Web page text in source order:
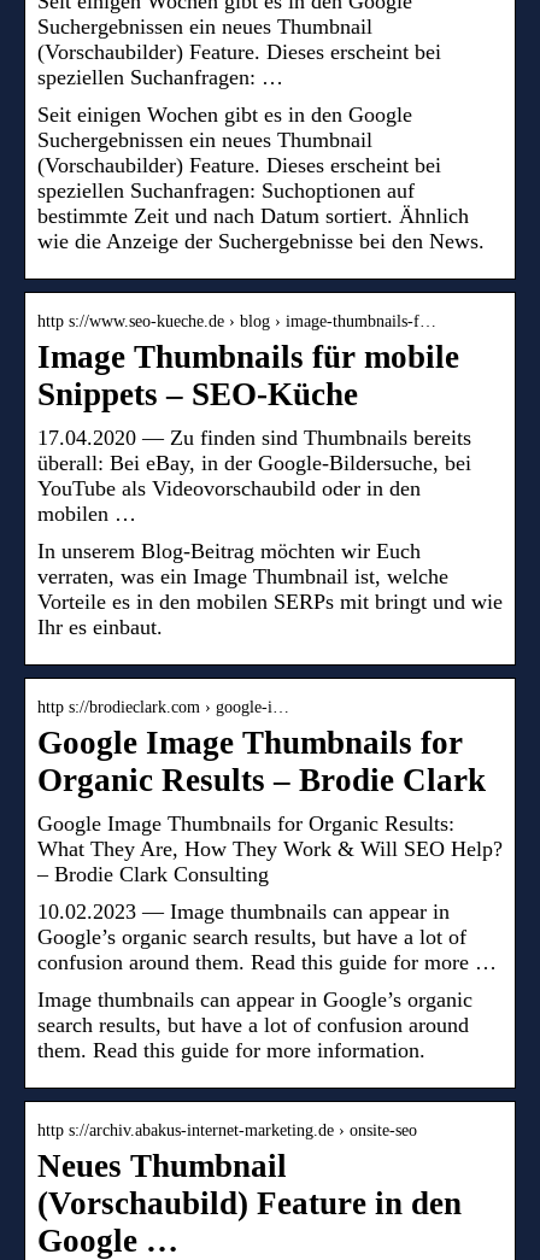
Suchergebnissen ein neues Thumbnail
(Vorschaubilder) Feature. Dieses erscheint bei
speziellen Suchanfragen: …
Seit einigen Wochen gibt es in den Google
Suchergebnissen ein neues Thumbnail
(Vorschaubilder) Feature. Dieses erscheint bei
speziellen Suchanfragen: Suchoptionen auf
bestimmte Zeit und nach Datum sortiert. Ähnlich
wie die Anzeige der Suchergebnisse bei den News.
http s://www.seo-kueche.de › blog › image-thumbnails-f…
Image Thumbnails für mobile
Snippets – SEO-Küche
17.04.2020 — Zu finden sind Thumbnails bereits
überall: Bei eBay, in der Google-Bildersuche, bei
YouTube als Videovorschaubild oder in den
mobilen …
In unserem Blog-Beitrag möchten wir Euch
verraten, was ein Image Thumbnail ist, welche
Vorteile es in den mobilen SERPs mit bringt und wie
Ihr es einbaut.
http s://brodieclark.com › google-i…
Google Image Thumbnails for
Organic Results – Brodie Clark
Google Image Thumbnails for Organic Results:
What They Are, How They Work & Will SEO Help?
– Brodie Clark Consulting
10.02.2023 — Image thumbnails can appear in
Google’s organic search results, but have a lot of
confusion around them. Read this guide for more …
Image thumbnails can appear in Google’s organic
search results, but have a lot of confusion around
them. Read this guide for more information.
http s://archiv.abakus-internet-marketing.de › onsite-seo
Neues Thumbnail
(Vorschaubild) Feature in den
Google …